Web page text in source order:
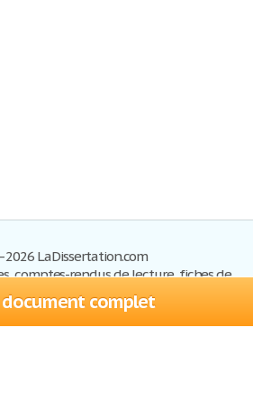
complet
LaDissertation.com
comptes-rendus de lecture, fiches de
exemples du BAC